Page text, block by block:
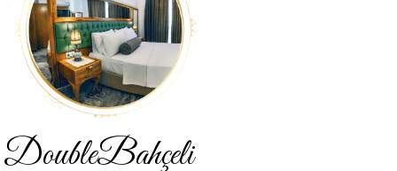
DoubleBahçeli